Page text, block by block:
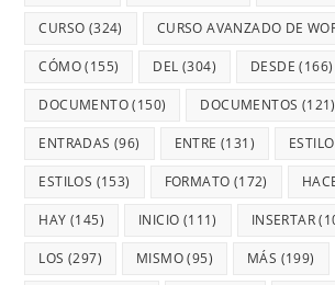
CURSO (324) CURSO AVANZADO DE
CÓMO(155) DEL (304) DESDE (166)
DOCUMENTO(150) DOCUMENTOS (121)
ENTRADAS (96) ENTRE (131) ESTILO
ESTILOS (153) FORMATO (172)
HAY (145) INICIO (111) INSERTAR
LOS (297) MISMO(95) MÁS (199)